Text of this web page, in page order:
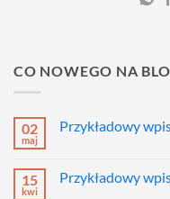
CO NOWEGO NA
02
maj
Przykładowy
Przykładowy
15
kwi
Przykładowy